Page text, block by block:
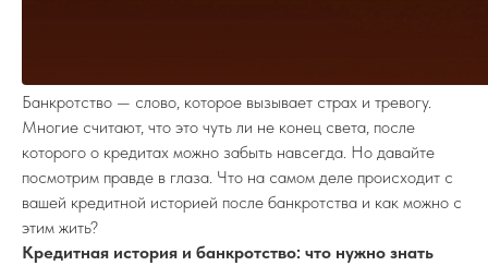
Банкротство — слово, которое вызывает страх и тревогу.
Многие считают, что это чуть ли не конец света, после
которого о кредитах можно забыть навсегда. Но давайте
посмотрим правде в глаза. Что на самом деле происходит с
вашей кредитной историей после банкротства и как можно с
этим жить?
Кредитная история и банкротство: что нужно знать